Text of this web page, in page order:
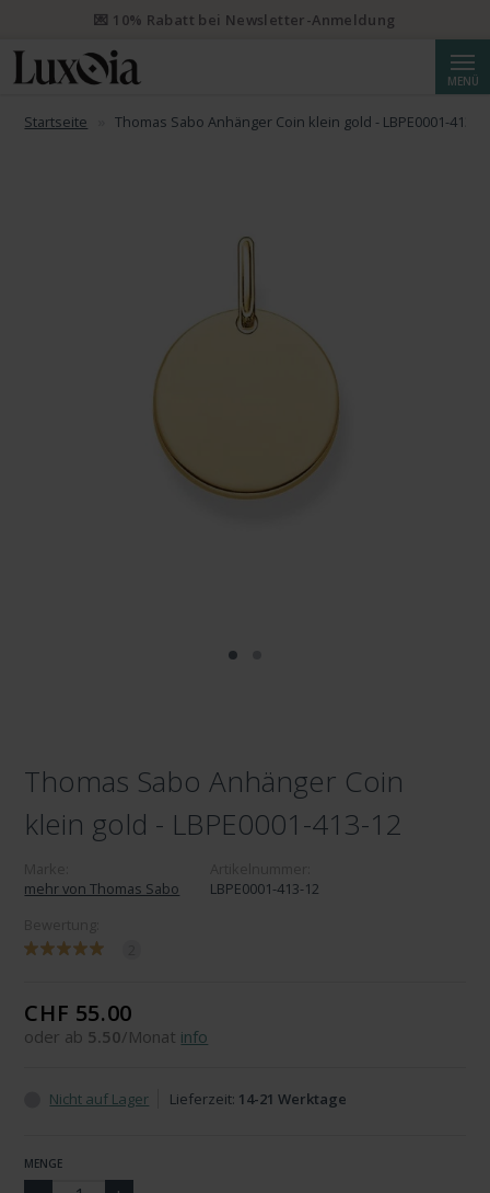
MENÜ
Startseite Thomas Sabo Anhänger Coin klein gold - LBPE0001-413-
Thomas Sabo Anhänger Coin
klein gold - LBPE0001-413-12
mehr von Thomas Sabo
LBPE0001-413-12
CHF 55.00
oder ab 5.50/Monat info
Nicht auf Lager Lieferzeit: 14-21 Werktage
MENGE
💌 10% Rabatt bei Newsletter-Anmeldung